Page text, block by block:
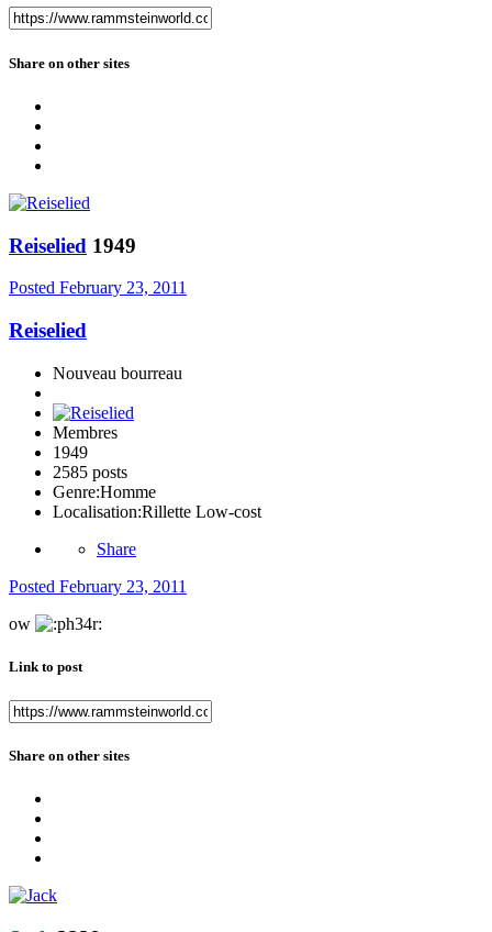
Share on other sites
Reiselied 1949
Posted February 23, 2011
Reiselied
Nouveau bourreau
Membres
1949
2585 posts
Genre:Homme
Localisation:Rillette Low-cost
Share
Posted February 23, 2011
ow
Link to post
Share on other sites